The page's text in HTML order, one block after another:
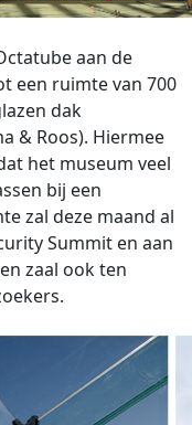
aan de
een ruimte van 700
dak
& Roos). Hiermee
het museum veel
bij een
zal deze maand al
Summit en aan
zaal ook ten